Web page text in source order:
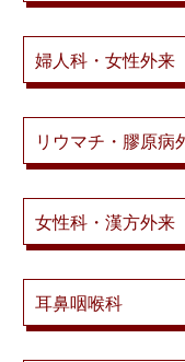
婦人科・女性外来
リウマチ・膠原病
女性科・漢方外来
耳鼻咽喉科